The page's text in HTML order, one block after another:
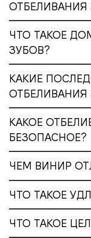
ОТБЕЛИВАНИЯ
ЧТО ТАКОЕ
ЗУБОВ?
КАКИЕ
ОТБЕЛИВАНИЯ
КАКОЕ
БЕЗОПАСНОЕ?
ЧЕМ ВИНИР
ЧТО ТАКОЕ
ЧТО ТАКОЕ